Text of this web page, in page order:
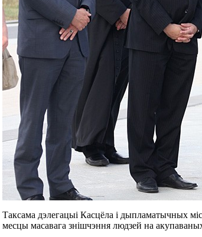
Таксама дэлегацыі Касцёла і дыпламатычных
месцы масавага знішчэння людзей на